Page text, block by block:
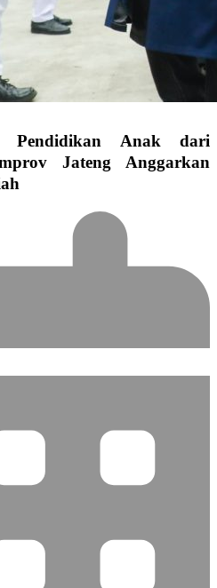
Pendidikan Anak dari
Jateng Anggarkan